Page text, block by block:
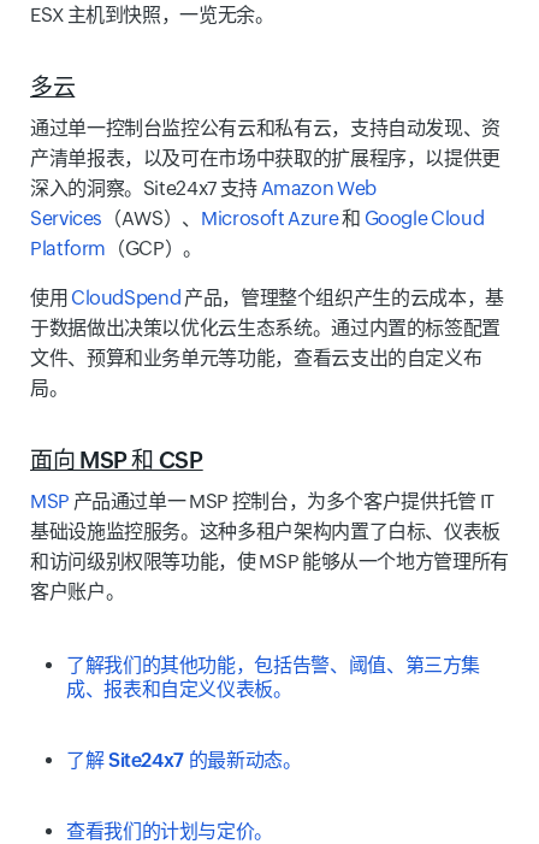
ESX 主机到快照，一览无余。
多云
通过单一控制台监控公有云和私有云，支持自动发现、资
产清单报表，以及可在市场中获取的扩展程序，以提供更
深入的洞察。Site24x7 支持Amazon Web
Services （AWS）、 Microsoft Azure和 Google Cloud
Platform （GCP）。
使用 CloudSpend 产品，管理整个组织产生的云成本，基
于数据做出决策以优化云生态系统。通过内置的标签配置
文件、预算和业务单元等功能，查看云支出的自定义布
局。
面向 MSP 和 CSP
MSP 产品通过单一 MSP 控制台，为多个客户提供托管 IT
基础设施监控服务。这种多租户架构内置了白标、仪表板
和访问级别权限等功能，使 MSP 能够从一个地方管理所有
客户账户。
了解我们的其他功能，包括告警、阈值、第三方集
成、报表和自定义仪表板。
了解 Site24x7 的最新动态。
查看我们的计划与定价。